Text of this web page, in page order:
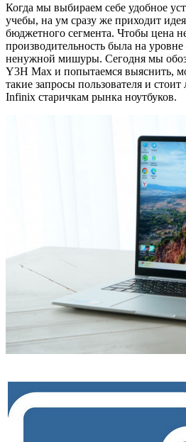
Когда мы выбираем себе удобное
учебы, на ум сразу же приходит идея
бюджетного сегмента. Чтобы цена
производительность была на уровне
ненужной мишуры. Сегодня мы
Y3H Max и попытаемся выяснить,
такие запросы пользователя и
Infinix старичкам рынка ноутбуков.